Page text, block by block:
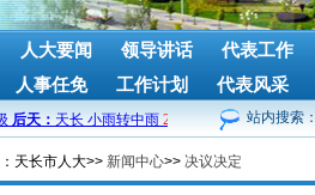
人大要闻 领导讲话 代表工作
人事任免 工作计划 代表风采
站内搜索：
天长市人大>> 新闻中心>> 决议决定